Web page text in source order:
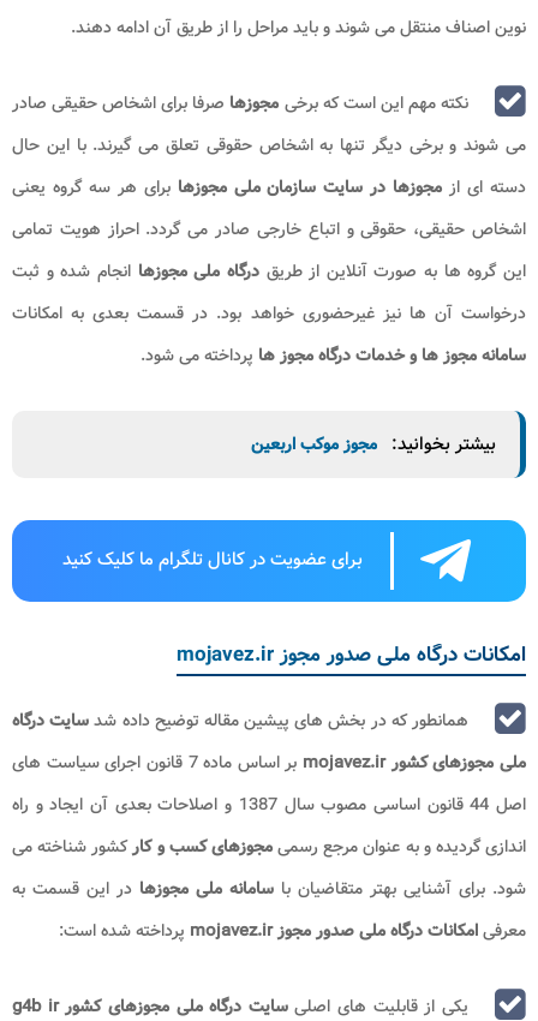
نوین اصناف منتقل می شوند و باید مراحل را از طریق آن ادامه دهند.
نکته مهم این است که برخی مجوزها صرفا برای اشخاص حقیقی صادر
می شوند و برخی دیگر تنها به اشخاص حقوقی تعلق می گیرند. با این حال
دسته ای از مجوزها در سایت سازمان ملی مجوزها برای هر سه گروه یعنی
اشخاص حقیقی، حقوقی و اتباع خارجی صادر می گردد. احراز هویت تمامی
این گروه ها به صورت آنلاین از طریقدرگاه ملی مجوزها انجام شده و ثبت
درخواست آن ها نیز غیرحضوری خواهد بود. در قسمت بعدی به امکانات
سامانه مجوز ها و خدمات درگاه مجوز ها​ پرداخته می شود.
بیشتر بخوانید: مجوز موکب اربعین
برای عضویت در کانال تلگرام ما کلیک کنید
امکانات درگاه ملی صدور مجوز mojavez.ir
همانطور که در بخش های پیشین مقاله توضیح داده شدسایت درگاه
ملی مجوزهای کشور mojavez.ir
بر اساس ماده 7 قانون اجرای سیاست های
اصل 44 قانون اساسی مصوب سال 1387 و اصلاحات بعدی آن ایجاد و راه
اندازی گردیده و به عنوان مرجع رسمیمجوزهای کسب و کارکشور شناخته می
شود. برای آشنایی بهتر متقاضیان با سامانه ملی مجوزها در این قسمت به
معرفیامکانات درگاه ملی صدور مجوز mojavez.ir پرداخته شده است:
یکی از قابلیت های اصلیسایت درگاه ملی مجوزهای کشور g4b ir